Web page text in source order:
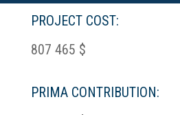
PROJECT COST:
807 465 $
PRIMA CONTRIBUTION: